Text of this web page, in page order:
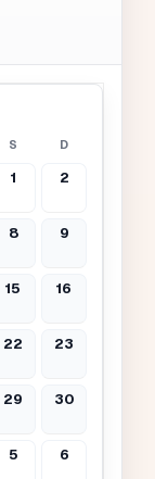
S D
1 2
8 9
15 16
22 23
29 30
5 6